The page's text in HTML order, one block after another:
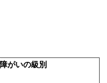
障がいの級別